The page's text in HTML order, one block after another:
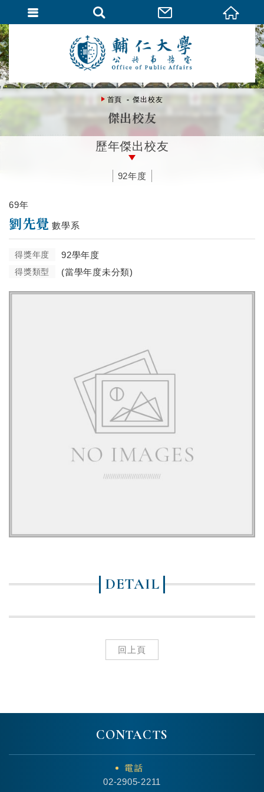
首頁 傑出校友
傑出校友
歷年傑出校友
92年度
69年
劉先覺 數學系
得獎年度 92學年度
得獎類型 (當學年度未分類)
DETAIL
回上頁
CONTACTS
電話
02-2905-2211